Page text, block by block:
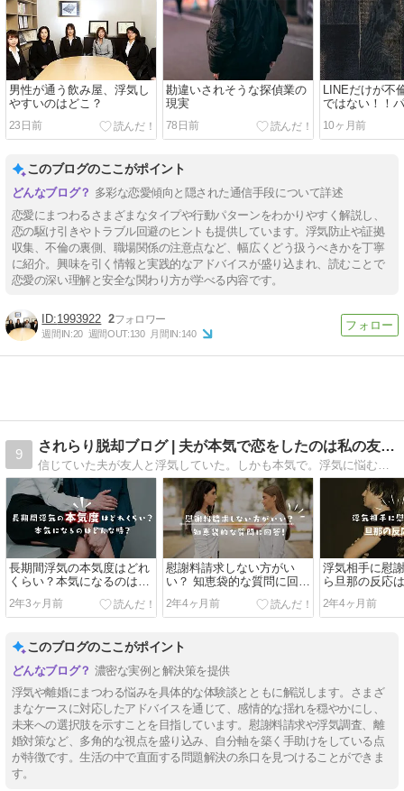
男性が通う飲み屋、浮気し
やすいのはどこ？
23日前
勘違いされそうな探偵業の
現実
78日前
LINEだけが不
ではない！！
ばれない連絡
10ヶ月前
このブログのここがポイント
多彩な恋愛傾向と隠された通信手段について詳述
恋愛にまつわるさまざまなタイプや行動パターンをわかりやすく解説し、
恋の駆け引きやトラブル回避のヒントも提供しています。浮気防止や証拠
収集、不倫の裏側、職場関係の注意点など、幅広くどう扱うべきかを丁寧
に紹介。興味を引く情報と実践的なアドバイスが盛り込まれ、読むことで
恋愛の深い理解と安全な関わり方が学べる内容です。
1993922 2
週間IN:20 週間OUT:130 月間IN:140
9
されらり脱却ブログ | 夫が本気で恋をしたのは私の友人でした
信じていた夫が友人と浮気していた。しかも本気で。浮気に悩むされ妻さんへ、経験者からできるアドバイスなどを記事にしています。
長期間浮気の本気度はどれ
くらい？本気になるのはど
んな時？
2年3ヶ月前
慰謝料請求しない方がい
い？ 知恵袋的な質問に回
答！
2年4ヶ月前
浮気相手に慰
ら旦那の反応
ギレされた！
2年4ヶ月前
このブログのここがポイント
濃密な実例と解決策を提供
浮気や離婚にまつわる悩みを具体的な体験談とともに解説します。さまざ
まなケースに対応したアドバイスを通じて、感情的な揺れを穏やかにし、
未来への選択肢を示すことを目指しています。慰謝料請求や浮気調査、離
婚対策など、多角的な視点を盛り込み、自分軸を築く手助けをしている点
が特徴です。生活の中で直面する問題解決の糸口を見つけることができま
す。